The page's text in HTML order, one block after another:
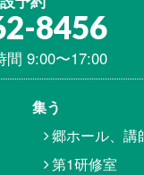
8456
間 9:00〜17:00
集う
郷ホール、講
第1研修室